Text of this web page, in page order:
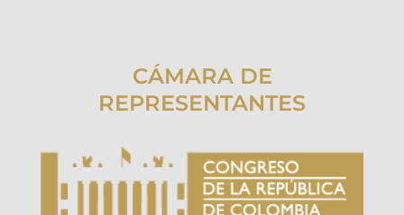
CÁMARA DE
REPRESENTANTES